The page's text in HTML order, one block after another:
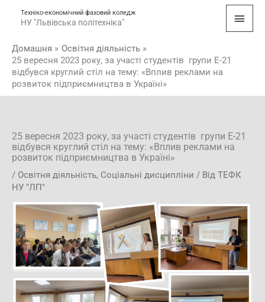
Техніко-економічний фаховий коледж
НУ "Львівська політехніка"
Домашня
Освітня діяльність
25 вересня 2023 року, за участі студентів групи Е-21
відбувся круглий стіл на тему: «Вплив реклами на
розвиток підприємництва в Україні»
25 вересня 2023 року, за участі студентів групи Е-21
відбувся круглий стіл на тему: «Вплив реклами на
розвиток підприємництва в Україні»
/ Освітня діяльність, Соціальні дисципліни / Від ТЕФК
НУ "ЛП"